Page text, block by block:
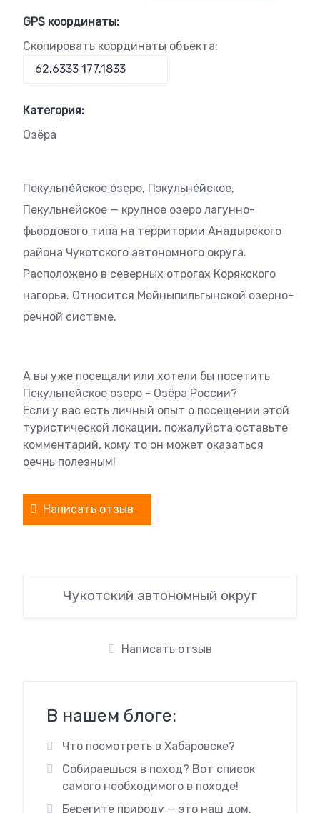
GPS координаты:
Скопировать координаты объекта:
Категория:
Озёра
Пекульне́йское о́зеро, Пэкульне́йское,
Пекульнейское — крупное озеро лагунно-
фьордового типа на территории Анадырского
района Чукотского автономного округа.
Расположено в северных отрогах Корякского
нагорья. Относится Мейныпильгынской озерно-
речной системе.
А вы уже посещали или хотели бы посетить
Пекульнейское озеро - Озёра России?
Если у вас есть личный опыт о посещении этой
туристической локации, пожалуйста оставьте
комментарий, кому то он может оказаться
оечнь полезным!
Написать отзыв
Чукотский автономный округ
Написать отзыв
В нашем блоге:
Что посмотреть в Хабаровске?
Собираешься в поход? Вот список
самого необходимого в походе!
Берегите природу — это наш дом.